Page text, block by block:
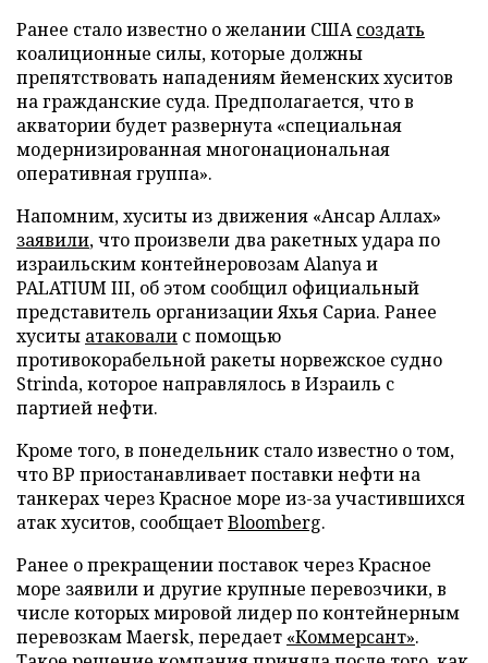
Ранее стало известно о желании СШАсоздать
коалиционные силы, которые должны
препятствовать нападениям йеменских хуситов
на гражданские суда. Предполагается, что в
акватории будет развернута «специальная
модернизированная многонациональная
оперативная группа».
Напомним, хуситы из движения «Ансар Аллах»
заявили, что произвели два ракетных удара по
израильским контейнеровозам Alanya и
PALATIUM III, об этом сообщил официальный
представитель организации Яхья Сариа. Ранее
хуситы атаковали с помощью
противокорабельной ракеты норвежское судно
Strinda, которое направлялось в Израиль с
партией нефти.
Кроме того, в понедельник стало известно о том,
что BP приостанавливает поставки нефти на
танкерах через Красное море из-за участившихся
атак хуситов, сообщаетBloomberg.
Ранее о прекращении поставок через Красное
море заявили и другие крупные перевозчики, в
числе которых мировой лидер по контейнерным
перевозкам Maersk, передает «Коммерсант».